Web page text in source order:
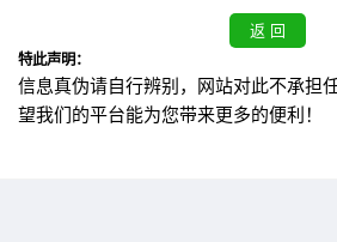
特此声明：
信息真伪请自行辨别，网站对此不承担
望我们的平台能为您带来更多的便利！